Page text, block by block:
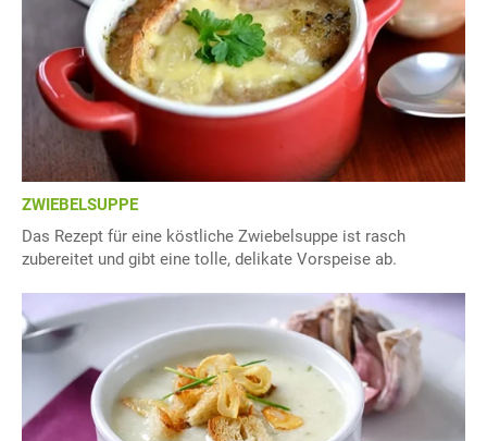
ZWIEBELSUPPE
Das Rezept für eine köstliche Zwiebelsuppe ist rasch
zubereitet und gibt eine tolle, delikate Vorspeise ab.